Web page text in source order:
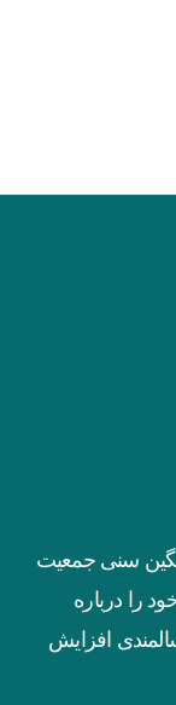
سنی جمعیت
درباره
افزایش